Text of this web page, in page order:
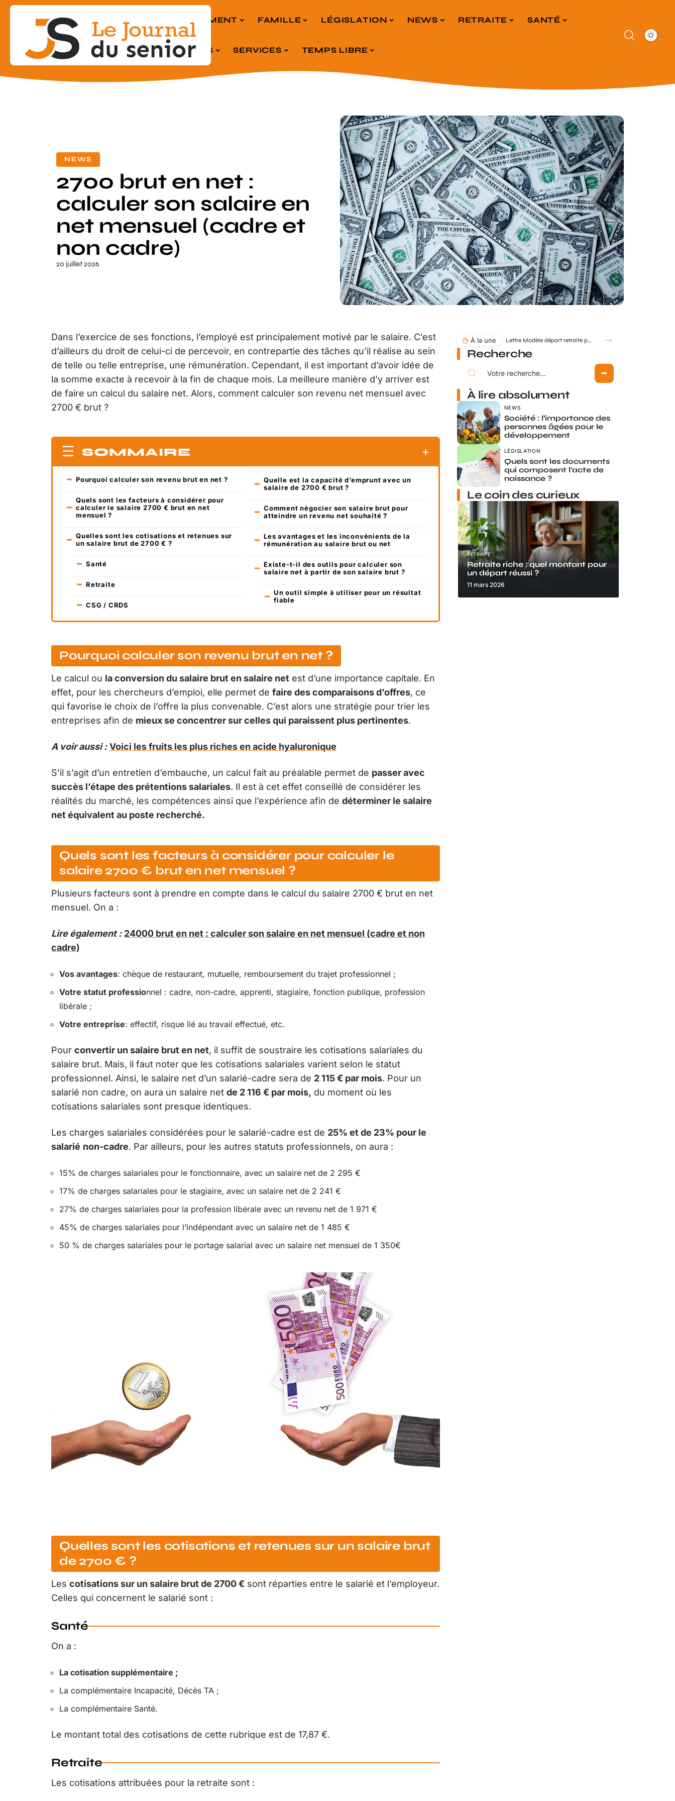
EQUIPEMENT FAMILLE LÉGISLATION NEWS RETRAITE SANTÉ
SENIORS SERVICES TEMPS LIBRE
NEWS
2700 brut en net :
calculer son salaire en
net mensuel (cadre et
non cadre)
20 juillet 2026
Dans l’exercice de ses fonctions, l’employé est principalement motivé par le salaire. C’est
d’ailleurs du droit de celui-ci de percevoir, en contrepartie des tâches qu’il réalise au sein
de telle ou telle entreprise, une rémunération. Cependant, il est important d’avoir idée de
la somme exacte à recevoir à la fin de chaque mois. La meilleure manière d’y arriver est
de faire un calcul du salaire net. Alors, comment calculer son revenu net mensuel avec
2700 € brut ?
SOMMAIRE
Pourquoi calculer son revenu brut en net ?
Quels sont les facteurs à considérer pour
calculer le salaire 2700 € brut en net
mensuel ?
Quelles sont les cotisations et retenues sur
un salaire brut de 2700 € ?
Santé
Retraite
CSG / CRDS
Quelle est la capacité d’emprunt avec un
salaire de 2700 € brut ?
Comment négocier son salaire brut pour
atteindre un revenu net souhaité ?
Les avantages et les inconvénients de la
rémunération au salaire brut ou net
Existe-t-il des outils pour calculer son
salaire net à partir de son salaire brut ?
Un outil simple à utiliser pour un résultat
fiable
Pourquoi calculer son revenu brut en net ?
Le calcul ou la conversion du salaire brut en salaire net est d’une importance capitale. En
effet, pour les chercheurs d’emploi, elle permet de faire des comparaisons d’offres, ce
qui favorise le choix de l’offre la plus convenable. C’est alors une stratégie pour trier les
entreprises afin de mieux se concentrer sur celles qui paraissent plus pertinentes.
A voir aussi : Voici les fruits les plus riches en acide hyaluronique
S’il s’agit d’un entretien d’embauche, un calcul fait au préalable permet de passer avec
succès l’étape des prétentions salariales. Il est à cet effet conseillé de considérer les
réalités du marché, les compétences ainsi que l’expérience afin de déterminer le salaire
net équivalent au poste recherché.
Quels sont les facteurs à considérer pour calculer le
salaire 2700 € brut en net mensuel ?
Plusieurs facteurs sont à prendre en compte dans le calcul du salaire 2700 € brut en net
mensuel. On a :
Lire également : 24000 brut en net : calculer son salaire en net mensuel (cadre et non
cadre)
Vos avantages: chèque de restaurant, mutuelle, remboursement du trajet professionnel ;
Votre statut professionnel : cadre, non-cadre, apprenti, stagiaire, fonction publique, profession
libérale ;
Votre entreprise: effectif, risque lié au travail effectué, etc.
Pour convertir un salaire brut en net, il suffit de soustraire les cotisations salariales du
salaire brut. Mais, il faut noter que les cotisations salariales varient selon le statut
professionnel. Ainsi, le salaire net d’un salarié-cadre sera de 2 115 € par mois. Pour un
salarié non cadre, on aura un salaire net de 2 116 € par mois, du moment où les
cotisations salariales sont presque identiques.
Les charges salariales considérées pour le salarié-cadre est de 25% et de 23% pour le
salarié non-cadre. Par ailleurs, pour les autres statuts professionnels, on aura :
15% de charges salariales pour le fonctionnaire, avec un salaire net de 2 295 €
17% de charges salariales pour le stagiaire, avec un salaire net de 2 241 €
27% de charges salariales pour la profession libérale avec un revenu net de 1 971 €
45% de charges salariales pour l’indépendant avec un salaire net de 1 485 €
50 % de charges salariales pour le portage salarial avec un salaire net mensuel de 1 350€
Quelles sont les cotisations et retenues sur un salaire brut
de 2700 € ?
Les cotisations sur un salaire brut de 2700 € sont réparties entre le salarié et l’employeur.
Celles qui concernent le salarié sont :
Santé
On a :
La cotisation supplémentaire ;
La complémentaire Incapacité, Décès TA ;
La complémentaire Santé.
Le montant total des cotisations de cette rubrique est de 17,87 €.
Retraite
Les cotisations attribuées pour la retraite sont :
À la une Lettre Modèle départ retraite pour départ anticipé : comment formuler ?
Recherche
À lire absolument
NEWS
Société : l’importance des
personnes âgées pour le
développement
LÉGISLATION
Quels sont les documents
qui composent l’acte de
naissance ?
Le coin des curieux
RETRAITE
Retraite riche : quel montant pour
un départ réussi ?
11 mars 2026